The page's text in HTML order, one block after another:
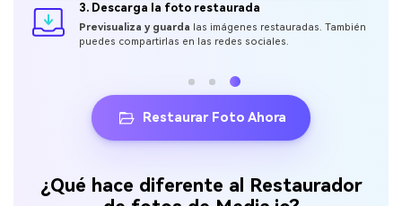
3. Descarga la foto restaurada
Previsualiza y guarda las imágenes restauradas. También
puedes compartirlas en las redes sociales.
Restaurar Foto Ahora
¿Qué hace diferente al Restaurador